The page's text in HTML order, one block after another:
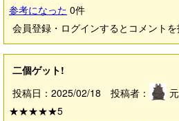
参考になった 0件
会員登録・ログインするとコメントを
二個ゲット!
投稿日：2025/02/18 投稿者：
★★★★★5